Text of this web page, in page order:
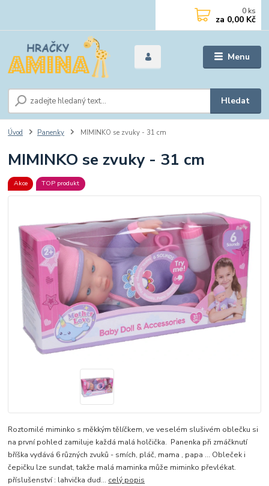
Menu
Hledat
0 ks
za 0,00 Kč
Úvod Panenky MIMINKO se zvuky - 31 cm
MIMINKO se zvuky - 31 cm
Akce TOP produkt
Roztomilé miminko s měkkým tělíčkem, ve veselém slušivém oblečku si
na první pohled zamiluje každá malá holčička. Panenka při zmáčknutí
bříška vydává 6 různých zvuků - smích, pláč, mama , papa ... Obleček i
čepičku lze sundat, takže malá maminka může miminko převlékat.
příslušenství : lahvička dud... celý popis